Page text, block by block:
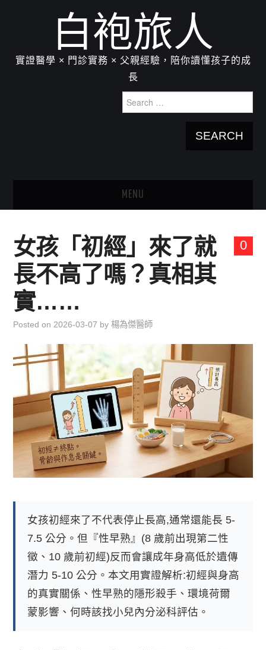
白袍旅人
實證醫學 × 門診實務 × 父親經驗，陪你讀懂孩子的成
長
for:
MENU
關於我：楊為傑醫師
兒童青少年成長專區
育兒知識集
環遊世界行
直上雲霄去
我思故我在
聯絡我
主婦碎碎念
0
女孩「初經」來了就
長不高了嗎？真相其
實……
Posted on 2026-03-07 by楊為傑醫師
女孩初經來了不代表停止長高,通常還能長 5-
7.5 公分。但『性早熟』(8 歲前出現第二性
徵、10 歲前初經)反而會讓成年身高低於遺傳
潛力 5-10 公分。本文用實證解析:初經與身高
的真實關係、性早熟的隱形殺手、環境荷爾
蒙影響、何時該找小兒內分泌科評估。